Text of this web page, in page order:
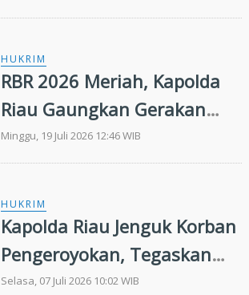
Up Comedy hingga
HUKRIM
RBR 2026 Meriah, Kapolda
Riau Gaungkan Gerakan
Lawan Karhutla
Minggu, 19 Juli 2026 12:46 WIB
HUKRIM
Kapolda Riau Jenguk Korban
Pengeroyokan, Tegaskan
Kasus Diusut Tuntas Tanpa
Selasa, 07 Juli 2026 10:02 WIB